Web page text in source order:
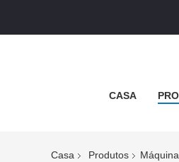
CASA
Casa Produtos